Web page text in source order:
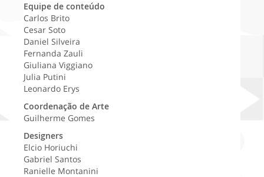
Equipe de conteúdo
Carlos Brito
Cesar Soto
Daniel Silveira
Fernanda Zauli
Giuliana Viggiano
Julia Putini
Leonardo Erys
Coordenação de Arte
Guilherme Gomes
Designers
Elcio Horiuchi
Gabriel Santos
Ranielle Montanini